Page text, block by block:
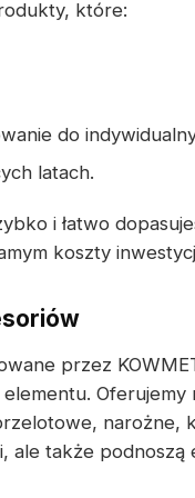
które:
do
latach.
i łatwo
koszty
przez
narożne,
ale także podnoszą